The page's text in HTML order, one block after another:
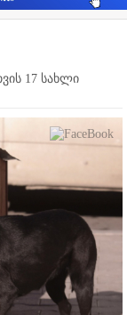
17 სახლი